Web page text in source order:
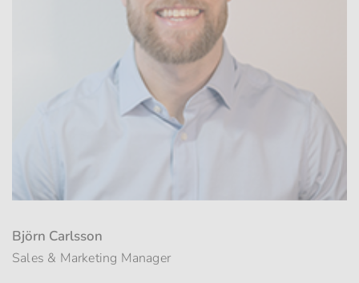
Björn Carlsson
Sales & Marketing Manager